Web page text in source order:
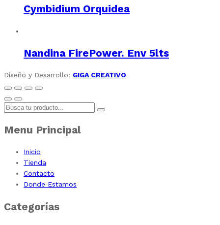
Cymbidium Orquidea
Nandina FirePower. Env 5lts
Diseño y Desarrollo: GIGA CREATIVO
Menu Principal
Inicio
Tienda
Contacto
Donde Estamos
Categorías